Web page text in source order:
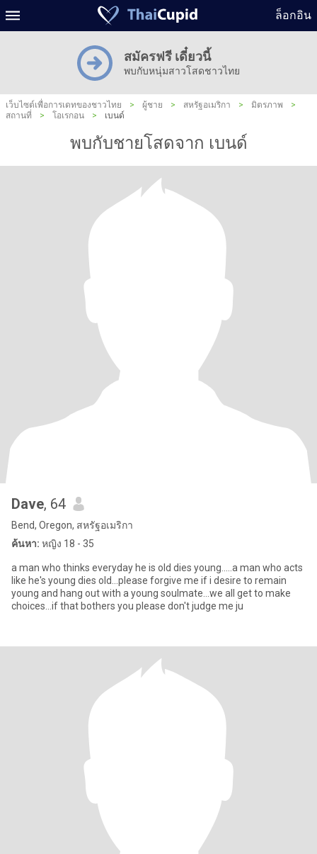
ล็อกอิน
สมัครฟรี เดี๋ยวนี้
พบกับหนุ่มสาวโสดชาวไทย
เว็บไซต์เพื่อการเดทของชาวไทย > ผู้ชาย > สหรัฐอเมริกา > มิตรภาพ
>
สถานที่
> โอเรกอน > เบนด์
พบกับชายโสดจาก เบนด์
Dave, 64
Bend, Oregon, สหรัฐอเมริกา
ค้นหา: หญิง 18 - 35
a man who thinks everyday he is old dies young.....a man who acts
like he's young dies old...please forgive me if i desire to remain
young and hang out with a young soulmate...we all get to make
choices...if that bothers you please don't judge me ju